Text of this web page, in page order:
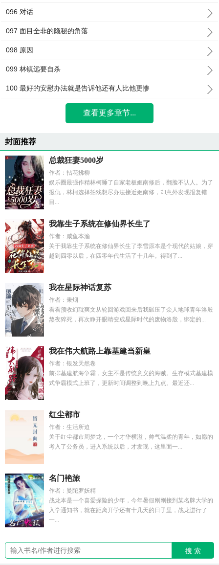
096 对话
097 面目全非的隐秘的角落
098 原因
099 林镇远要自杀
100 最好的安慰办法就是告诉他还有人比他更惨
查看更多章节...
封面推荐
总裁狂妻5000岁
作者：拈花拂柳
娱乐圈最强作精林柯睡了自家老板姬南修后，翻脸不认人。为了
报仇，林柯选择拍戏想尽办法接近姬南修，却意外发现报复错
目...
我靠生子系统在修仙界长生了
作者：咸鱼本渔
关于我靠生子系统在修仙界长生了李雪原本是个现代的姑娘，穿
越到四零以后，在四零年代生活了十几年。得到了...
我在星际神话复苏
作者：秉烟
看看预收幻耽爽文从轮回游戏回来后我碾压了众人地球青年洛殷
熬夜猝死，再次睁开眼睛变成星际时代的废物洛殷，绑定的...
我在伟大航路上靠基建当新皇
作者：银发天然卷
前排基建航海争霸，女主不是传统意义的海贼。生存模式基建模
式争霸模式上班了，更新时间调整到晚上九点。最近还...
红尘都市
作者：生活所迫
关于红尘都市周梦龙，一个才华横溢，帅气温柔的青年，如愿的
考入了公务员，进入系统以后，才发现，这里面一...
名门艳旅
作者：曼陀罗妖精
战龙本是一个喜爱探险的少年，今年暑假刚刚接到某名牌大学的
入学通知书，就在距离开学还有十几天的日子里，战龙进行了
一...
搜 索